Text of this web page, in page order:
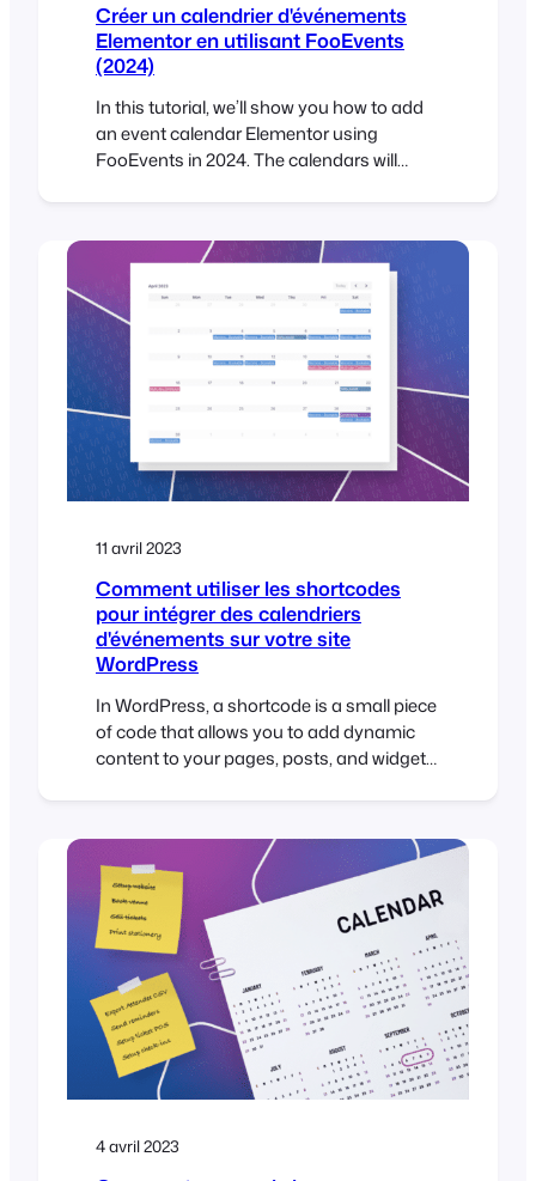
Créer un calendrier d'événements
Elementor en utilisant FooEvents
(2024)
In this tutorial, we’ll show you how to add
an event calendar Elementor using
FooEvents in 2024. The calendars will
modes. Step 1: Install Elementor and
FooEvents Calendar plugins First you will
need to make sure that you have the
Elementor plugin installed. It…
11 avril 2023
Comment utiliser les shortcodes
pour intégrer des calendriers
d'événements sur votre site
WordPress
In WordPress, a shortcode is a small piece
of code that allows you to add dynamic
content to your pages, posts, and widgets.
various types of content such as images,
audio, video, forms, and more. If you’re
using FooEvents to manage your…
4 avril 2023